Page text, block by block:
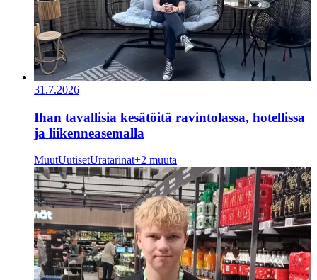
31.7.2026
Ihan tavallisia kesätöitä ravintolassa, hotellissa
ja liikenneasemalla
MuutUutisetUratarinat+2 muuta